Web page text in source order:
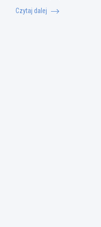
Czytaj dalej